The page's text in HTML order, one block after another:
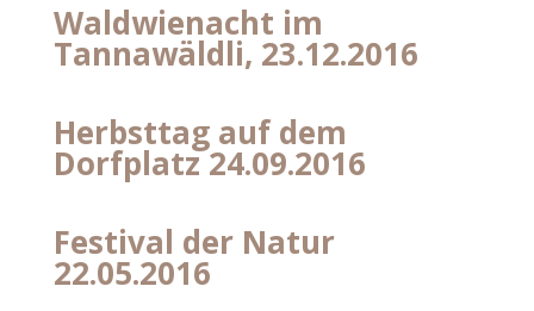
Waldwienacht im
Tannawäldli, 23.12.2016
Herbsttag auf dem
Dorfplatz 24.09.2016
Festival der Natur
22.05.2016